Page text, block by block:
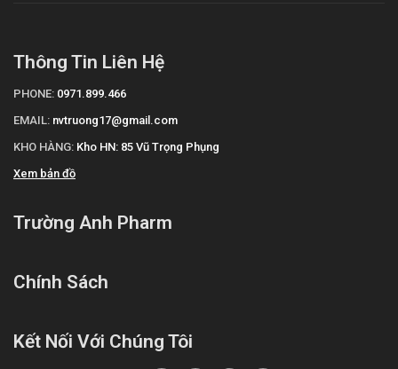
Thông Tin Liên Hệ
PHONE: 0971.899.466
EMAIL: nvtruong17@gmail.com
KHO HÀNG: Kho HN: 85 Vũ Trọng Phụng
Xem bản đồ
Trường Anh Pharm
Chính Sách
Kết Nối Với Chúng Tôi